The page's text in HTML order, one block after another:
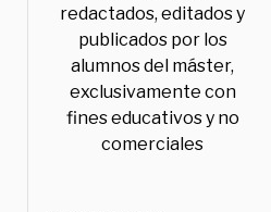
redactados, editados y
publicados por los
alumnos del máster,
exclusivamente con
fines educativos y no
comerciales